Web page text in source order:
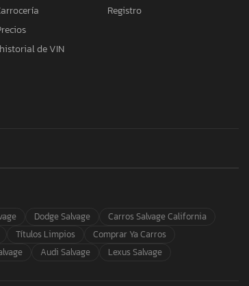
de VIN
Registro
Dodge Salvage
Carros Salvage California
Títulos Limpios
Comprar Ya Carros
Audi Salvage Lexus Salvage